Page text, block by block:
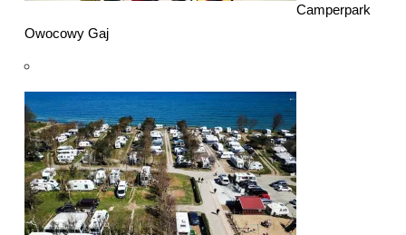
Camperpark
Owocowy Gaj